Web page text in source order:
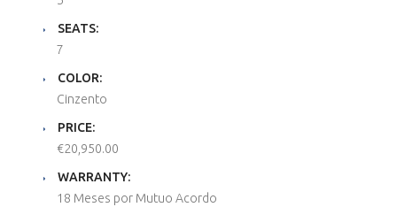
SEATS:
7
COLOR:
Cinzento
PRICE:
€20,950.00
WARRANTY:
18 Meses por Mutuo Acordo